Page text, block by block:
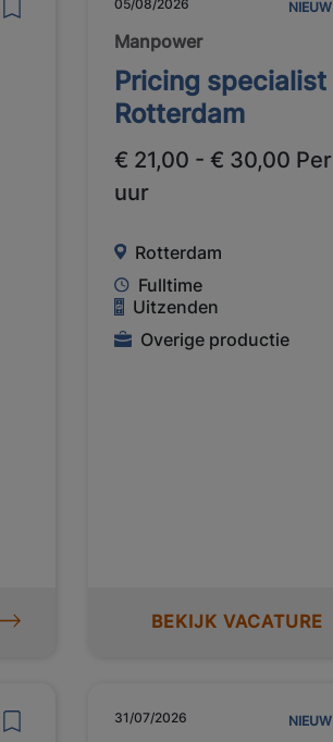
05/08/2026 NIEUW
Manpower
Pricing specialist
Rotterdam
€ 21,00 - € 30,00 Per
uur
Rotterdam
Fulltime
Uitzenden
Overige productie
BEKIJK VACATURE
31/07/2026 NIEUW